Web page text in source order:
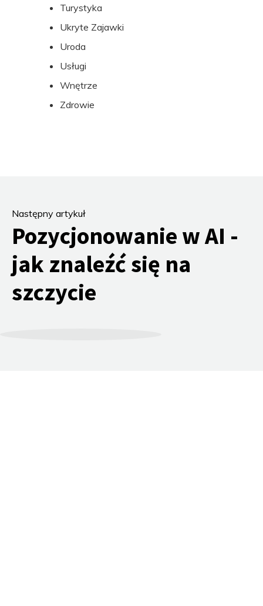
Turystyka
Ukryte Zajawki
Uroda
Usługi
Wnętrze
Zdrowie
Następny artykuł
Pozycjonowanie w AI -
jak znaleźć się na
szczycie